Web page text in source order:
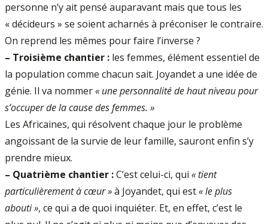
personne n’y ait pensé auparavant mais que tous les
« décideurs » se soient acharnés à préconiser le contraire.
On reprend les mêmes pour faire l’inverse ?
– Troisième chantier : les femmes, élément essentiel de
la population comme chacun sait. Joyandet a une idée de
génie. Il va nommer« une personnalité de haut niveau pour
s’occuper de la cause des femmes. »
Les Africaines, qui résolvent chaque jour le problème
angoissant de la survie de leur famille, sauront enfin s’y
prendre mieux.
– Quatrième chantier :C’est celui-ci, qui « tient
particulièrement à cœur »à Joyandet, qui est« le plus
abouti », ce qui a de quoi inquiéter. Et, en effet, c’est le